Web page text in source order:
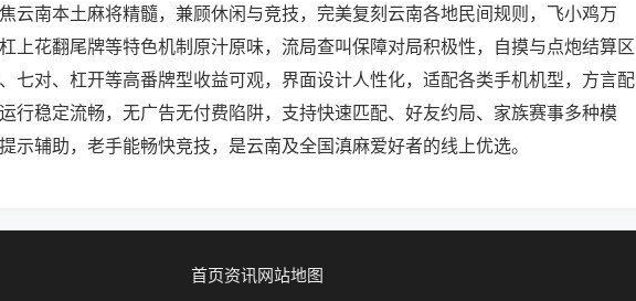
云南本土麻将精髓，兼顾休闲与竞技，完美复刻云南各地民间规则，飞小鸡万
上花翻尾牌等特色机制原汁原味，流局查叫保障对局积极性，自摸与点炮结算区
七对、杠开等高番牌型收益可观，界面设计人性化，适配各类手机机型，方言配
行稳定流畅，无广告无付费陷阱，支持快速匹配、好友约局、家族赛事多种模
示辅助，老手能畅快竞技，是云南及全国滇麻爱好者的线上优选。
首页资讯网站地图